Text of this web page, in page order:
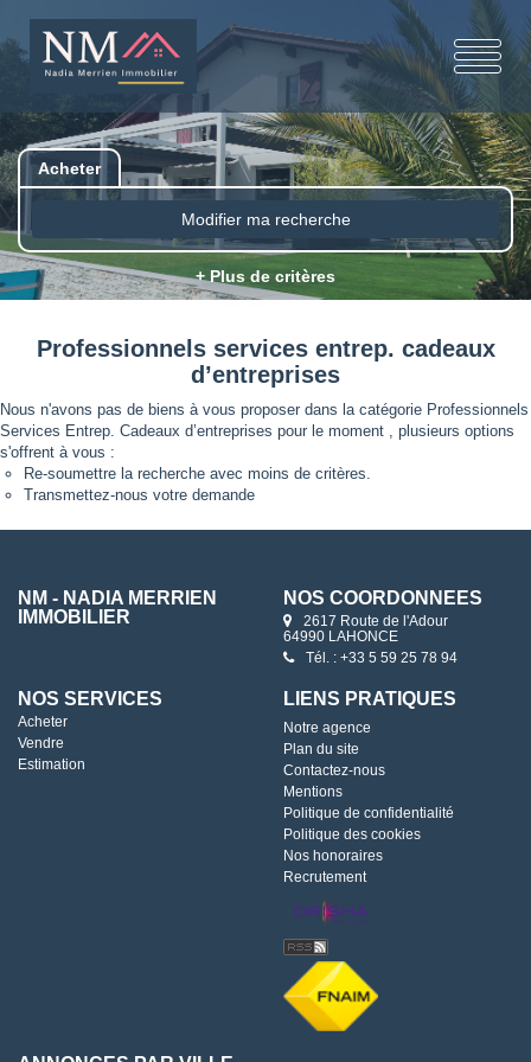
Acheter
Modifier ma recherche
+ Plus de critères
Professionnels services entrep. cadeaux
d’entreprises
Nous n'avons pas de biens à vous proposer dans la catégorie Professionnels
Services Entrep. Cadeaux d’entreprises pour le moment , plusieurs options
s'offrent à vous :
Re-soumettre la recherche avec moins de critères.
Transmettez-nous votre demande
NM - NADIA MERRIEN
IMMOBILIER
NOS COORDONNÉES
2617 Route de l'Adour
64990 LAHONCE
Tél. : +33 5 59 25 78 94
NOS SERVICES
Acheter
Vendre
Estimation
LIENS PRATIQUES
Notre agence
Plan du site
Contactez-nous
Mentions
Politique de confidentialité
Politique des cookies
Nos honoraires
Recrutement